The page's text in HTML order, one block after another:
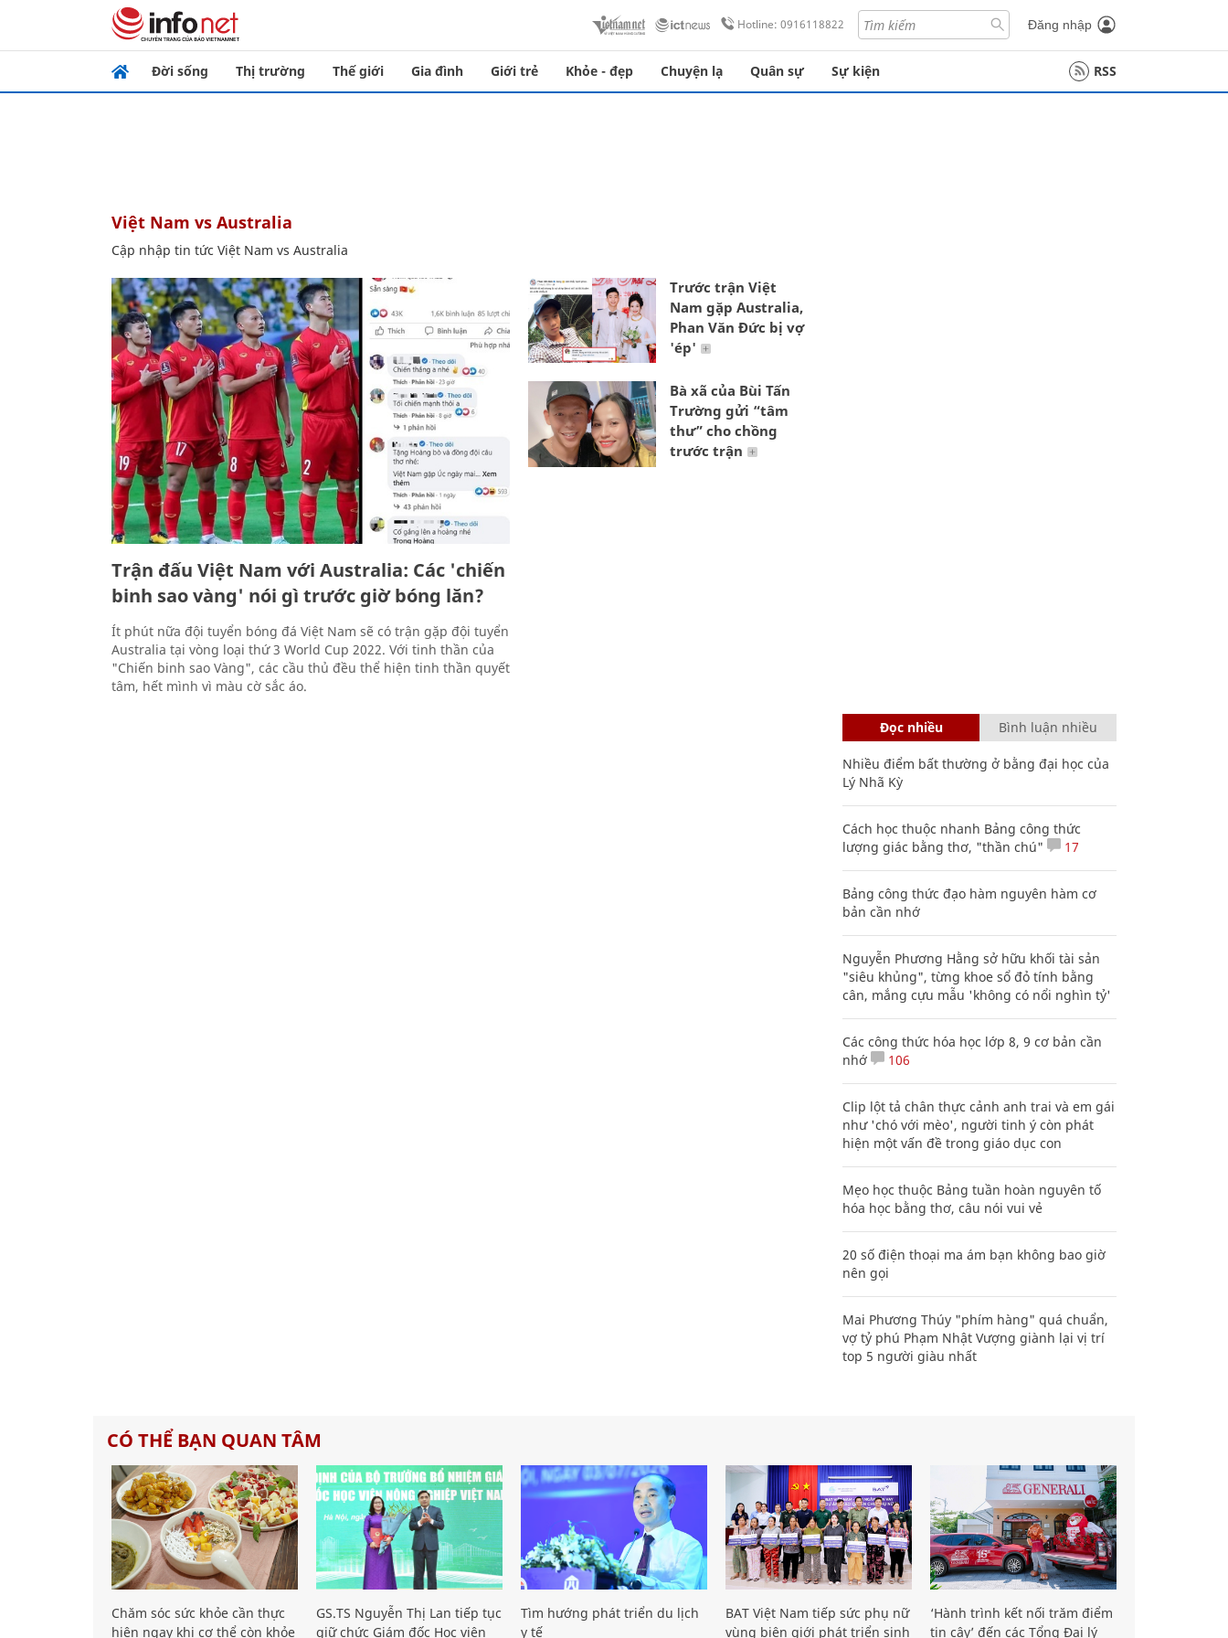
Hotline: 0916118822 Đăng nhập
Đời sống Thị trường Thế giới Gia đình Giới trẻ Khỏe - đẹp Chuyện lạ Quân sự Sự kiện RSS
Việt Nam vs Australia
Cập nhập tin tức Việt Nam vs Australia
Trận đấu Việt Nam với Australia: Các 'chiến
binh sao vàng' nói gì trước giờ bóng lăn?
Ít phút nữa đội tuyển bóng đá Việt Nam sẽ có trận gặp đội tuyển
Australia tại vòng loại thứ 3 World Cup 2022. Với tinh thần của
"Chiến binh sao Vàng", các cầu thủ đều thể hiện tinh thần quyết
tâm, hết mình vì màu cờ sắc áo.
Trước trận Việt
Nam gặp Australia,
Phan Văn Đức bị vợ
'ép'
Bà xã của Bùi Tấn
Trường gửi “tâm
thư” cho chồng
trước trận
Đọc nhiều Bình luận nhiều
Nhiều điểm bất thường ở bằng đại học của
Lý Nhã Kỳ
Cách học thuộc nhanh Bảng công thức
lượng giác bằng thơ, "thần chú"
17
Bảng công thức đạo hàm nguyên hàm cơ
bản cần nhớ
Nguyễn Phương Hằng sở hữu khối tài sản
"siêu khủng", từng khoe sổ đỏ tính bằng
cân, mắng cựu mẫu 'không có nổi nghìn tỷ'
Các công thức hóa học lớp 8, 9 cơ bản cần
nhớ
106
Clip lột tả chân thực cảnh anh trai và em gái
như 'chó với mèo', người tinh ý còn phát
hiện một vấn đề trong giáo dục con
Mẹo học thuộc Bảng tuần hoàn nguyên tố
hóa học bằng thơ, câu nói vui vẻ
20 số điện thoại ma ám bạn không bao giờ
nên gọi
Mai Phương Thúy "phím hàng" quá chuẩn,
vợ tỷ phú Phạm Nhật Vượng giành lại vị trí
top 5 người giàu nhất
CÓ THỂ BẠN QUAN TÂM
Chăm sóc sức khỏe cần thực
hiện ngay khi cơ thể còn khỏe
GS.TS Nguyễn Thị Lan tiếp tục
giữ chức Giám đốc Học viện
Tìm hướng phát triển du lịch
y tế
BAT Việt Nam tiếp sức phụ nữ
vùng biên giới phát triển sinh
‘Hành trình kết nối trăm điểm
tin cậy’ đến các Tổng Đại lý